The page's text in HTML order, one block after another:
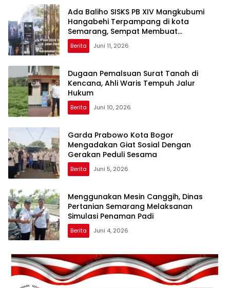
Ada Baliho SISKS PB XIV Mangkubumi
Hangabehi Terpampang di kota
Semarang, Sempat Membuat
Budayawan Terkejut
Berita Juni 11, 2026
Dugaan Pemalsuan Surat Tanah di
Kencana, Ahli Waris Tempuh Jalur
Hukum
Berita Juni 10, 2026
Garda Prabowo Kota Bogor
Mengadakan Giat Sosial Dengan
Gerakan Peduli Sesama
Berita Juni 5, 2026
Menggunakan Mesin Canggih, Dinas
Pertanian Semarang Melaksanan
Simulasi Penaman Padi
Berita Juni 4, 2026